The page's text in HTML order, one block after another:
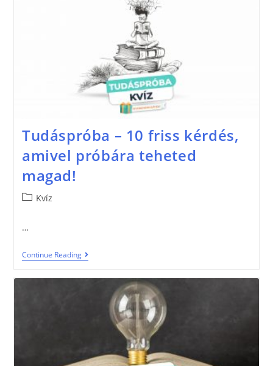
Tudáspróba – 10 friss kérdés,
amivel próbára teheted
magad!
Kvíz
…
Continue Reading